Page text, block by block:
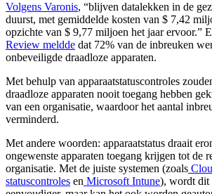
Volgens Varonis, “blijven datalekken in de
duurst, met gemiddelde kosten van $ 7,42
opzichte van $ 9,77 miljoen het jaar ervoor.”
Review meldde dat 72% van de inbreuken
onbeveiligde draadloze apparaten.
Met behulp van apparaatstatuscontroles
draadloze apparaten nooit toegang hebben
van een organisatie, waardoor het aantal
verminderd.
Met andere woorden: apparaatstatus draait
ongewenste apparaten toegang krijgen tot de
organisatie. Met de juiste systemen (zoals
statuscontroles en Microsoft Intune), wordt dit